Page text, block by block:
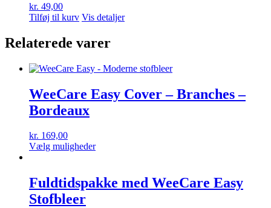
vælges
varesiden
kr. 49,00
Tilføj til kurv Vis detaljer
Relaterede varer
WeeCare Easy Cover – Branches –
Bordeaux
kr. 169,00
Vælg mulighederDette
flere
varianter.
Fuldtidspakke med WeeCare Easy
Stofbleer